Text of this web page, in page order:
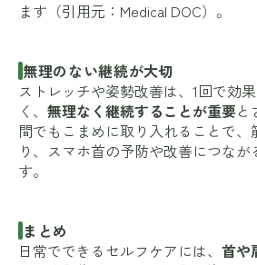
ます（引用元： Medical DOC）。
無理のない継続が大切
ストレッチや姿勢改善は、1回で効
く、 無理なく継続することが重要と
間でもこまめに取り入れることで、
り、スマホ首の予防や改善につな
す。
まとめ
日常でできるセルフケアには、 首や